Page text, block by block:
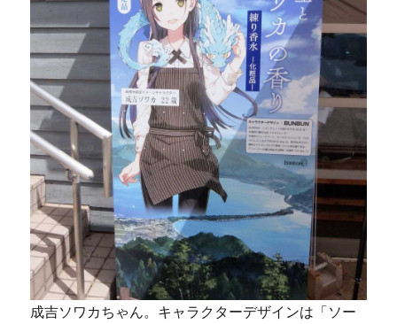
成吉ソワカちゃん。キャラクターデザインは「ソー